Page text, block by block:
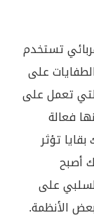
تستخدم
على
تعمل على
فعالة
تؤثر
أصبح
على
الأنظمة.